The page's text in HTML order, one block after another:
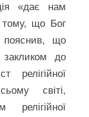
«дає нам
тому, що Бог
пояснив, що
закликом до
релігійної
світі,